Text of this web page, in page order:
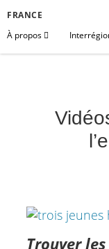
FRANCE
À propos
Trouver